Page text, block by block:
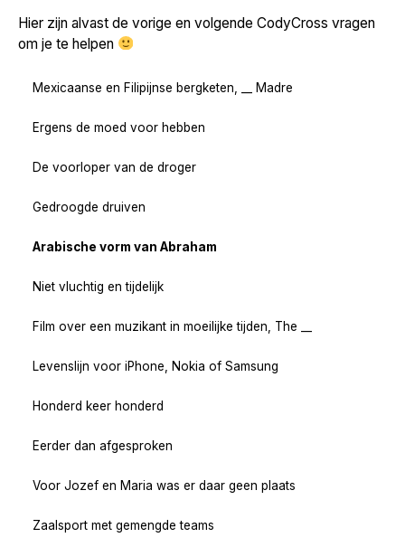
Hier zijn alvast de vorige en volgende CodyCross vragen
om je te helpen
Mexicaanse en Filipijnse bergketen, __ Madre
Ergens de moed voor hebben
De voorloper van de droger
Gedroogde druiven
Arabische vorm van Abraham
Niet vluchtig en tijdelijk
Film over een muzikant in moeilijke tijden, The __
Levenslijn voor iPhone, Nokia of Samsung
Honderd keer honderd
Eerder dan afgesproken
Voor Jozef en Maria was er daar geen plaats
Zaalsport met gemengde teams